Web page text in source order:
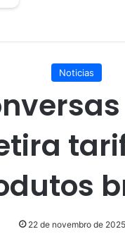
Noticias
22 de novembro de 2025